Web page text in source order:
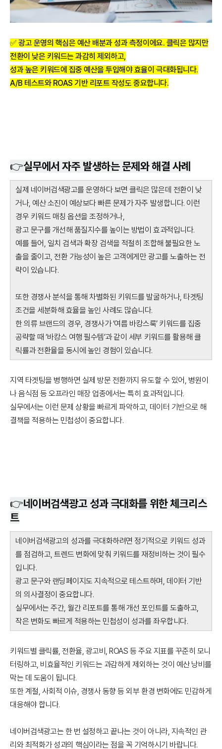
✅ 광고 운영의 핵심은 예산 배분과 성과 측정이에요. 클릭은 많지만
전환이 낮은 키워드는 과감히 제외하고,
성과 높은 키워드에 집중 예산을 투입해야 효율이 극대화됩니다.
A/B 테스트와 ROAS 기반 리포트 작성도 중요합니다.
👉실무에서 자주 발생하는 문제와 해결 사례
실제 네이버검색광고를 운영하다 보면 클릭은 많은데 전환이 낮
거나, 예산 소진이 예상보다 빠른 문제가 자주 발생합니다. 이런
경우 키워드 매칭 옵션을 조정하거나,
광고 문구를 개선해 품질지수를 높이는 방법이 효과적입니다.
예를 들어, 일치 검색과 확장 검색을 적절히 조합해 불필요한 노
출을 줄이고, 전환 가능성이 높은 고객에게만 광고를 노출하는 전
략이 있습니다.
또한 경쟁사 분석을 통해 차별화된 키워드를 발굴하거나, 타겟팅
조건을 세분화해 효율을 높인 사례도 많습니다.
한 의류 브랜드의 경우, 경쟁사가 ‘여름 바캉스룩’ 키워드를 집중
공략할 때 ‘바캉스 여행 필수템’과 같이 세부 키워드를 활용해 클
릭률과 전환율을 동시에 높인 경험이 있습니다.
지역 타겟팅을 병행하면 실제 방문 전환까지 유도할 수 있어, 병원이
나 음식점 등 오프라인 매장 업종에서는 특히 효과적입니다.
실무에서는 이런 문제 상황을 빠르게 파악하고, 데이터 기반으로 해
결책을 적용하는 민첩성이 중요합니다.
👉네이버검색광고 성과 극대화를 위한 체크리스
트
네이버검색광고의 성과를 극대화하려면 정기적으로 키워드 성과
를 점검하고, 트렌드 변화에 맞춰 키워드를 재정비하는 것이 필수
입니다.
광고 문구와 랜딩페이지도 지속적으로 테스트하며, 데이터 기반
의 의사결정이 중요합니다.
실무에서는 주간, 월간 리포트를 통해 개선 포인트를 도출하고,
작은 변화도 빠르게 적용하는 민첩성이 성과를 좌우합니다.
키워드별 클릭률, 전환율, 광고비, ROAS 등 주요 지표를 꾸준히 모니
터링하고, 비효율적인 키워드는 과감하게 제외하는 것이 예산 낭비를
막는 데 도움이 됩니다.
또한 계절, 사회적 이슈, 경쟁사 동향 등 외부 환경 변화에도 민감하게
대응해야 합니다.
네이버검색광고는 한 번 설정하고 끝나는 것이 아니라, 지속적인 관
리와 최적화가 성과의 핵심이라는 점을 꼭 기억하시기 바랍니다.